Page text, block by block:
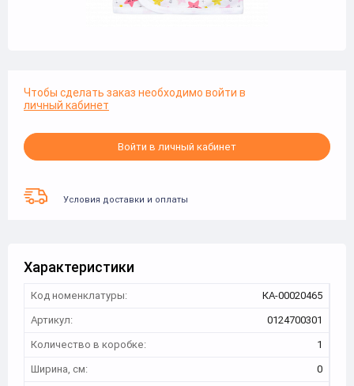
Чтобы сделать заказ необходимо войти в
личный кабинет
Войти в личный кабинет
Условия доставки и оплаты
Характеристики
Код номенклатуры:
КА-00020465
Артикул:
0124700301
Количество в коробке:
1
Ширина, см:
0